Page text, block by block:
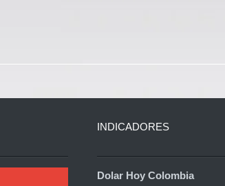
INDICADORES
Dolar Hoy Colombia